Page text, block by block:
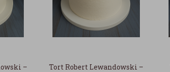
–
Tort Robert Lewandowski –